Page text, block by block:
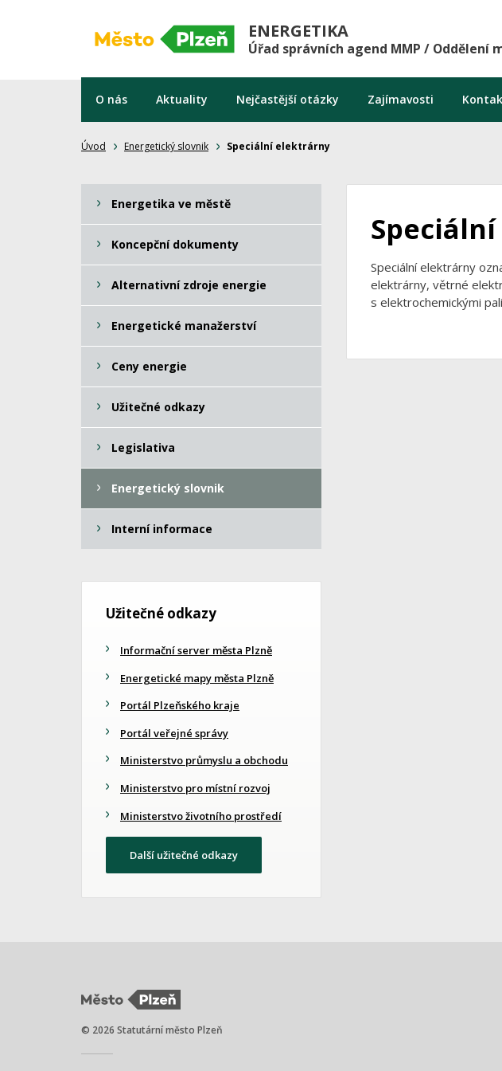
ENERGETIKA
Úřad správních agend MMP / Oddělení
O nás Aktuality Nejčastější otázky Zajímavosti
Úvod Energetický slovnik Speciální elektrárny
Speciální elektrárny
elektrárny, větrné
s elektrochemickými
Energetika ve městě
Koncepční dokumenty
Alternativní zdroje energie
Energetické manažerství
Ceny energie
Užitečné odkazy
Legislativa
Energetický slovnik
Interní informace
Užitečné odkazy
Informační server města Plzně
Energetické mapy města Plzně
Portál Plzeňského kraje
Portál veřejné správy
Ministerstvo průmyslu a obchodu
Ministerstvo pro místní rozvoj
Ministerstvo životního prostředí
Další užitečné odkazy
© 2026 Statutární město Plzeň